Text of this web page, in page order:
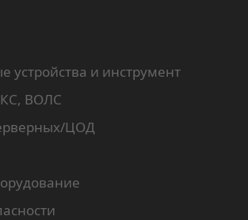
устройства и инструмент
ВОЛС
ЦОД